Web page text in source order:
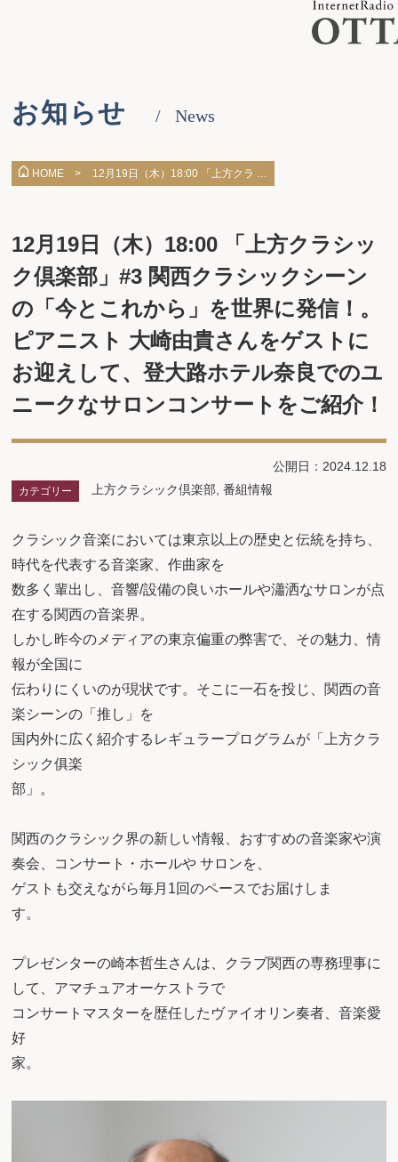
お知らせ News
HOME > 12月19日（木）18:00 「上方クラ …
12月19日（木）18:00 「上方クラシッ
ク倶楽部」#3 関西クラシックシーン
の「今とこれから」を世界に発信！。
ピアニスト 大崎由貴さんをゲストに
お迎えして、登大路ホテル奈良でのユ
ニークなサロンコンサートをご紹介！
公開日：2024.12.18
カテゴリー 上方クラシック倶楽部 ,番組情報
クラシック音楽においては東京以上の歴史と伝統を持ち、
時代を代表する音楽家、作曲家を
数多く輩出し、音響/設備の良いホールや瀟洒なサロンが点
在する関西の音楽界。
しかし昨今のメディアの東京偏重の弊害で、その魅力、情
報が全国に
伝わりにくいのが現状です。そこに一石を投じ、関西の音
楽シーンの「推し」を
国内外に広く紹介するレギュラープログラムが「上方クラ
シック俱楽
部
関西のクラシック界の新しい情報、おすすめの音楽家や演
奏会、コンサート・ホールや サロンを、
ゲストも交えながら毎月1回のペースでお届けしま
す
プレゼンターの崎本哲生さんは、クラブ関西の専務理事に
して、アマチュアオーケストラで
コンサートマスターを歴任したヴァイオリン奏者、音楽愛
好
家